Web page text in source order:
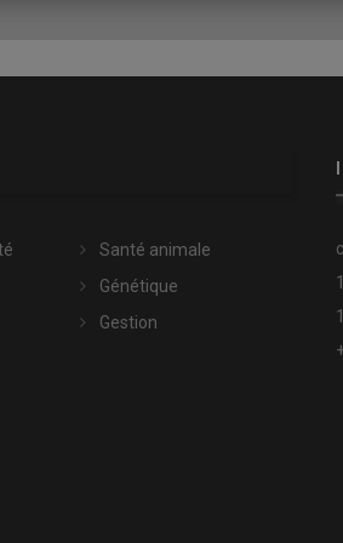
priorités citées pour les années à
Santé animale
Génétique
Gestion